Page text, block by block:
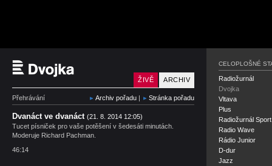
Český rozhlas Dvojka
ARCHIV
ŽIVĚ
Přehrávání Archiv pořadu | Stránka pořadu
Dvanáct ve dvanáct (21. 8. 2014 12:05)
Tucet písniček pro vaše potěšení v šedesáti minutách.
Moderuje Richard Pachman.
46:14
CELOPLOŠNÉ
Radiožurnál
Dvojka
Vltava
Plus
Radiožurnál Sport
Radio Wave
Rádio Junior
D-dur
Jazz